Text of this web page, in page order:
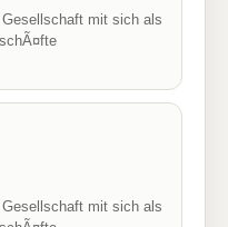
mit sich als
mit sich als